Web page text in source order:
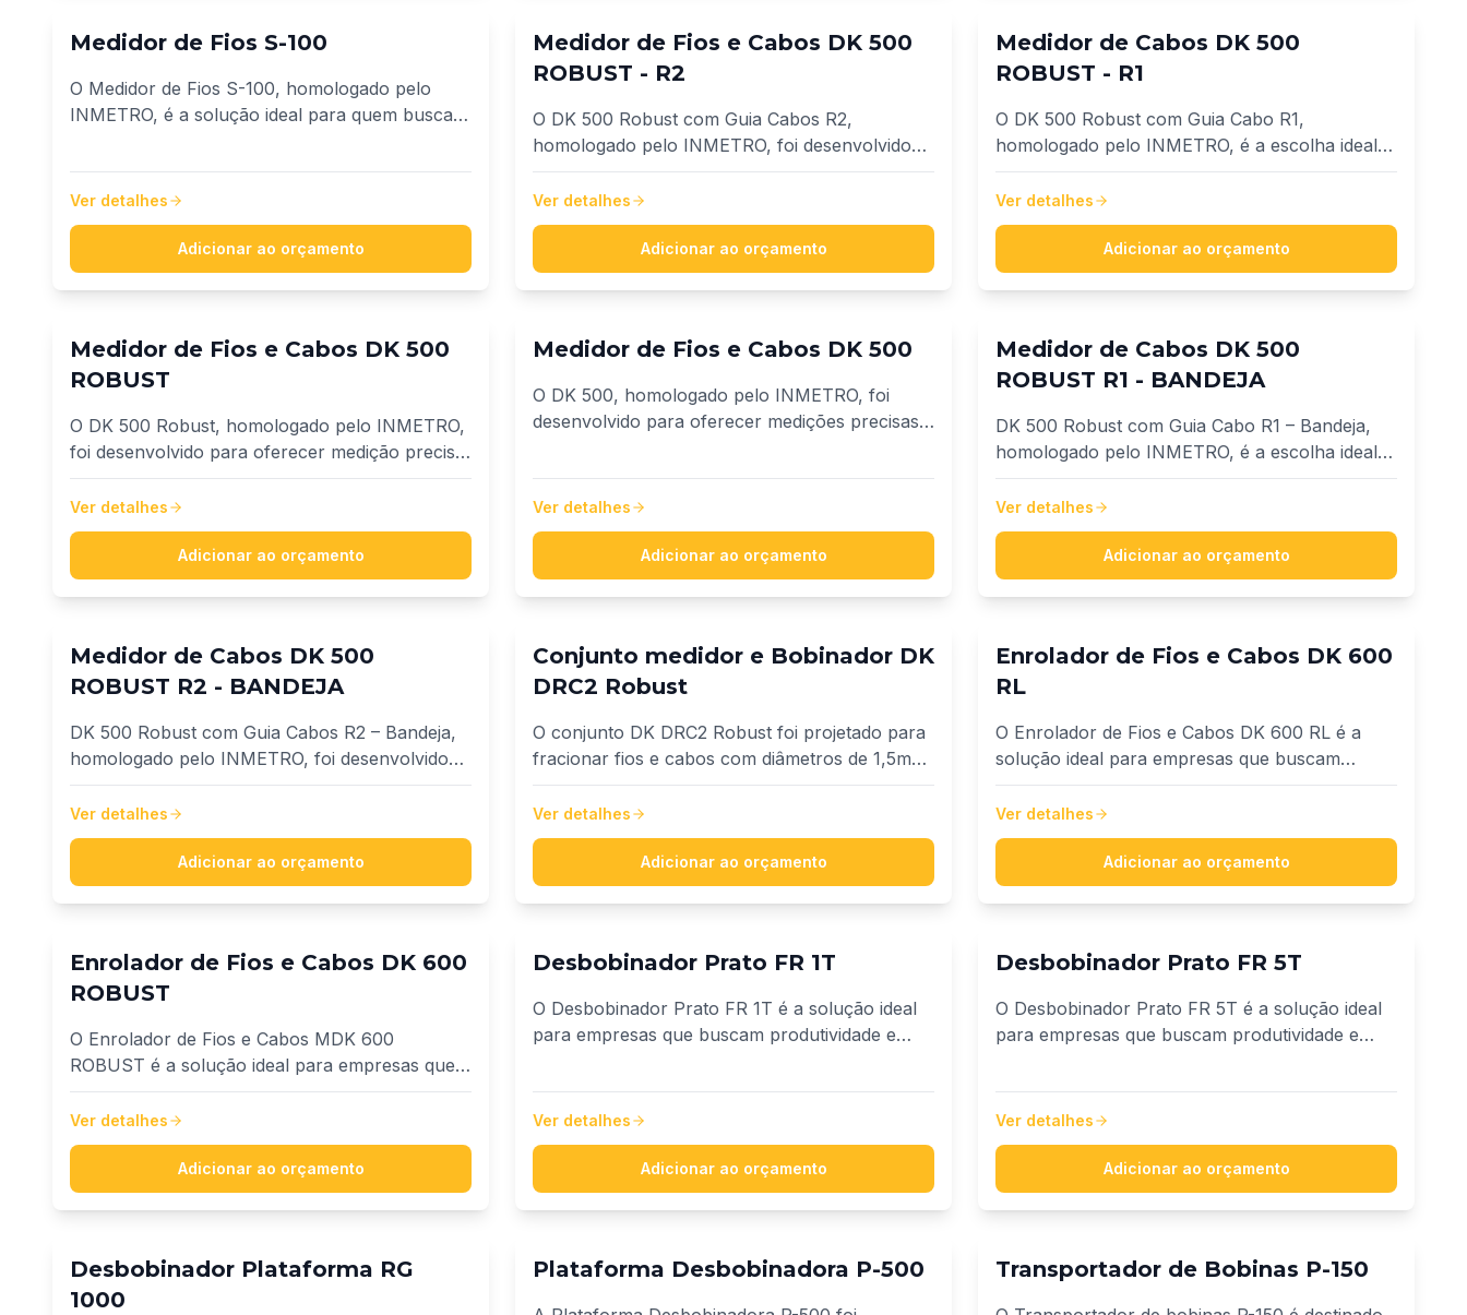
Medidor de Fios S-100
O Medidor de Fios S-100, homologado pelo
INMETRO, é a solução ideal para quem busca
de fios e cabos.
Ver detalhes
Adicionar ao orçamento
Medidor de Fios e Cabos DK 500
ROBUST - R2
O DK 500 Robust com Guia Cabos R2,
homologado pelo INMETRO, foi desenvolvido
para oferecer precisão, robustez e versatilidade
na medição de fios e cabos de 1,5 mm² até 500
mm².
Ver detalhes
Adicionar ao orçamento
Medidor de Cabos DK 500
ROBUST - R1
O DK 500 Robust com Guia Cabo R1,
homologado pelo INMETRO, é a escolha ideal
para quem busca segurança, praticidade e
confiabilidade na medição de fios e cabos entre
1,5 mm² e 150 mm².
Ver detalhes
Adicionar ao orçamento
Medidor de Fios e Cabos DK 500
ROBUST
O DK 500 Robust, homologado pelo INMETRO,
foi desenvolvido para oferecer medição precisa
e confiável de fios e cabos com diâmetros de
1,5mm² até 95mm².
Ver detalhes
Adicionar ao orçamento
Medidor de Fios e Cabos DK 500
O DK 500, homologado pelo INMETRO, foi
desenvolvido para oferecer medições precisas
95 mm².
Ver detalhes
Adicionar ao orçamento
Medidor de Cabos DK 500
ROBUST R1 - BANDEJA
DK 500 Robust com Guia Cabo R1 – Bandeja,
homologado pelo INMETRO, é a escolha ideal
para quem busca segurança, praticidade e
confiabilidade na medição de fios e cabos entre
1,5 mm² e 150 mm².
Ver detalhes
Adicionar ao orçamento
Medidor de Cabos DK 500
ROBUST R2 - BANDEJA
DK 500 Robust com Guia Cabos R2 – Bandeja,
homologado pelo INMETRO, foi desenvolvido
para oferecer precisão, robustez e versatilidade
na medição de fios e cabos de 1,5 mm² até 500
mm².
Ver detalhes
Adicionar ao orçamento
Conjunto medidor e Bobinador DK
DRC2 Robust
O conjunto DK DRC2 Robust foi projetado para
fracionar fios e cabos com diâmetros de 1,5mm²
a 95mm², entregando eficiência e produtividade
em cada operação.
Ver detalhes
Adicionar ao orçamento
Enrolador de Fios e Cabos DK 600
RL
O Enrolador de Fios e Cabos DK 600 RL é a
solução ideal para empresas que buscam
praticidade no fracionamento de fios e cabos.
Ver detalhes
Adicionar ao orçamento
Enrolador de Fios e Cabos DK 600
ROBUST
O Enrolador de Fios e Cabos MDK 600
ROBUST é a solução ideal para empresas que
buscam produtividade, precisão e inovação no
fracionamento de fios e cabos.
Ver detalhes
Adicionar ao orçamento
Desbobinador Prato FR 1T
O Desbobinador Prato FR 1T é a solução ideal
para empresas que buscam produtividade e
Projetado para recuperar bobinas danificadas,
ele se destaca pela alta capacidade de carga,
garantindo ampla variedade de aplicações.
Comporta bobinas de até 1000mm de diâmetro.
Ver detalhes
Adicionar ao orçamento
Desbobinador Prato FR 5T
O Desbobinador Prato FR 5T é a solução ideal
para empresas que buscam produtividade e
Comportar bobinas de até 2300mm de diâmetro.
Ver detalhes
Adicionar ao orçamento
Desbobinador Plataforma RG
1000
Plataforma Desbobinadora P-500 Transportador de Bobinas P-150